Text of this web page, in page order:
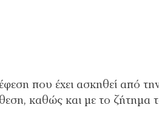
που έχει ασκηθεί από
καθώς και με το ζήτημα